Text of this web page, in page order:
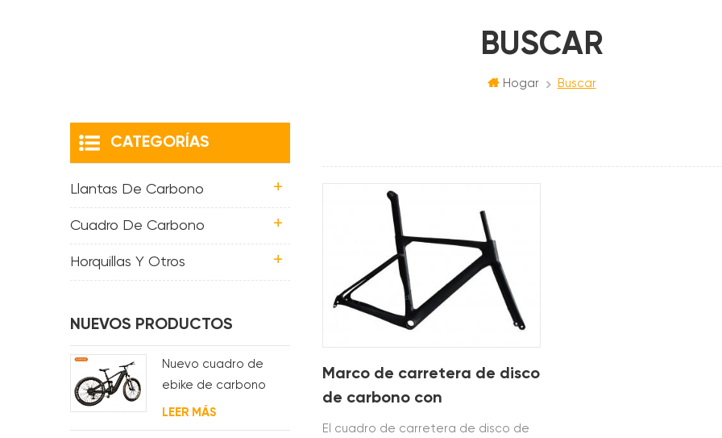
BUSCAR
Hogar Buscar
Marco de carretera de disco
de carbono con
enrutamiento de cables
El cuadro de carretera de disco de
CATEGORÍAS
Llantas De Carbono
Cuadro De Carbono
Horquillas Y Otros
NUEVOS PRODUCTOS
Nuevo cuadro de
ebike de carbono
con motor bafang
M620 de suspensión
LEER MÁS